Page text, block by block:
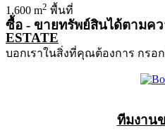
1,600 m2 พื้นที่
ซื้อ - ขายทรัพย์สินได้ตามค
ESTATE
บอกเราในสิ่งที่คุณต้องการ กรอก
ทีมงานข